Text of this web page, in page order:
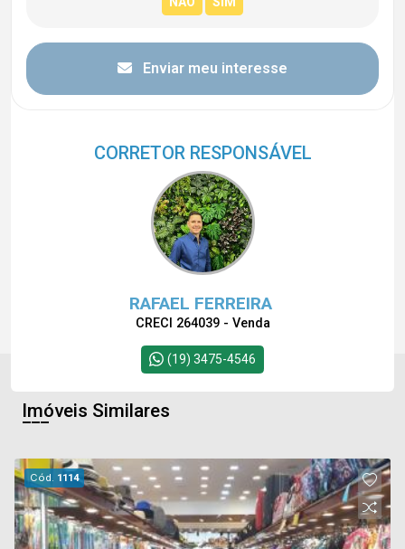
Enviar meu interesse
CORRETOR RESPONSÁVEL
RAFAEL FERREIRA
CRECI 264039 - Venda
(19) 3475-4546
Imóveis Similares
Cód. 1114